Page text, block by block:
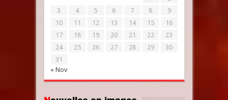
« Nov
3
4 5 6 7 8
9
10
11 12 13 14 15
16
17
18 19 20 21 22
23
24
25 26 27 28 29
30
31